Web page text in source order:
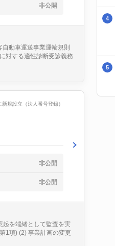
非公開
動車運送事業運輸規則
対する適性診断受診義務
規設立（法人番号登録）
非公開
非公開
を端緒として監査を実
1項) (2) 事業計画の変更